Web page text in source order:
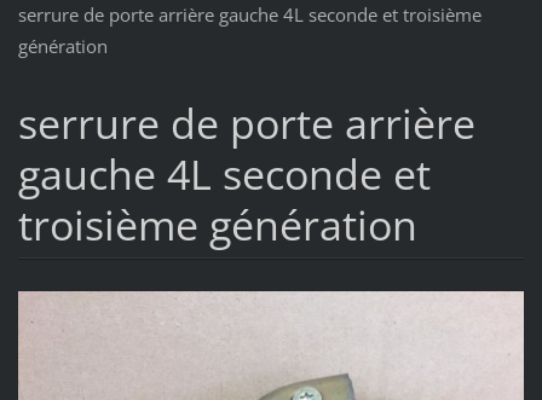
serrure de porte arrière gauche 4L seconde et troisième
génération
serrure de porte arrière
gauche 4L seconde et
troisième génération